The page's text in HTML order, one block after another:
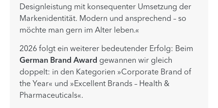
Designleistung mit konsequenter Umsetzung der
Markenidentität. Modern und ansprechend – so
möchte man gern im Alter leben.«
2026 folgt ein weiterer bedeutender Erfolg: Beim
German Brand Award gewannen wir gleich
doppelt: in den Kategorien »Corporate Brand of
the Year« und »Excellent Brands – Health &
Pharmaceuticals«.